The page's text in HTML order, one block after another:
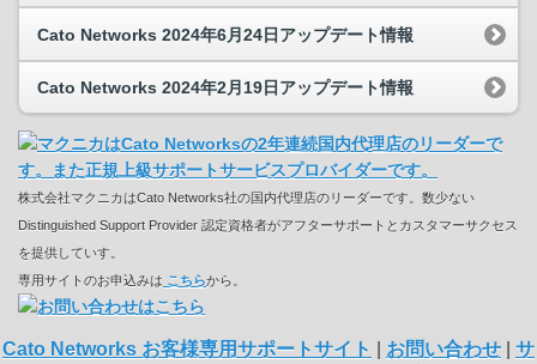
Cato Networks 2024年6月24日アップデート情報
Cato Networks 2024年2月19日アップデート情報
株式会社マクニカはCato Networks社の国内代理店のリーダーです。数少ない
Distinguished Support Provider 認定資格者がアフターサポートとカスタマーサクセス
を提供していす。
専用サイトのお申込みは こちらから。
Cato Networks お客様専用サポートサイト お問い合わせ サ